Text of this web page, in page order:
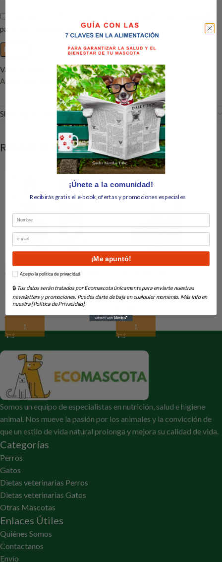
Valoraciones
Aún no hay reseñas
para la próxima vez que comente.
Shipping & Delivery
RELATED PRODUCTS
Alpha Spirit Snack Tacos Gato
En Stock
Añadir Al Carrito
En Stock
Añadir Al Carrito
Somos un equipo de especialistas en nutrición, salud e higiene
animal. Nos mueve la pasión por los animales y la convicción de
que un estilo de vida natural prolonga y mejora su calidad de vida.
Categorías
Perros
Gatos
Dietas veterinarias Perros
Dietas veterinarias Gatos
Otras Mascotas
Enlaces Útiles
Quiénes Somos
Contactanos
Envío
¡Únete a la comunidad!
Recibirás gratis el e-book,ofertas y promociones especiales
Nombre
Email
¡Me apuntó!
How would you like to hear from us?
Acepto la política de privacidad
🔒 Tus datos serán tratados por Ecomascota únicamente para enviarte nuestras
newsletters y promociones. Puedes darte de baja en cualquier momento. Más info en
nuestra [Política de Privacidad].